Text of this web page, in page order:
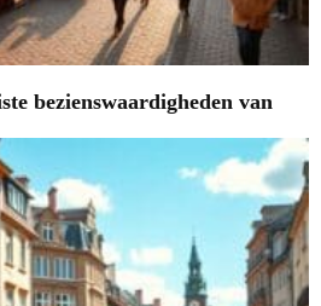
bezienswaardigheden van